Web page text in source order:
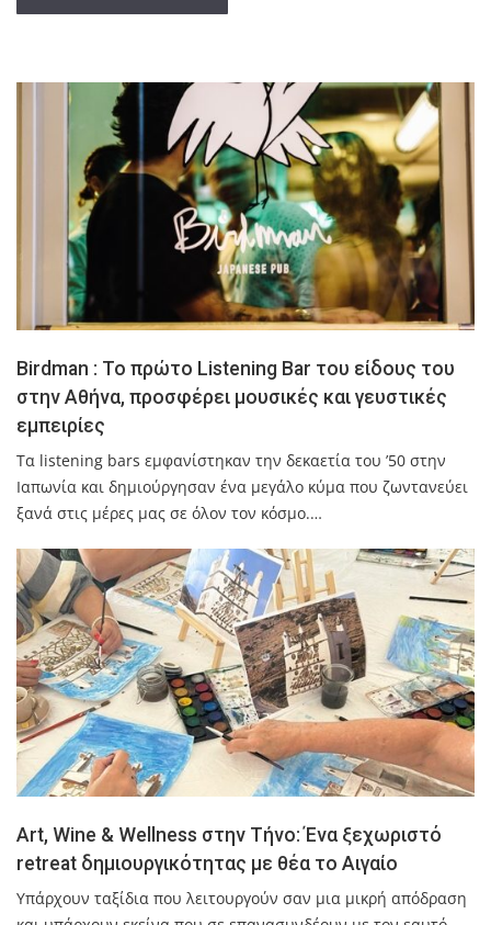
Birdman : Το πρώτο Listening Bar του είδους του
στην Αθήνα, προσφέρει μουσικές και γευστικές
εμπειρίες
Τα listening bars εμφανίστηκαν την δεκαετία του ’50 στην
Ιαπωνία και δημιούργησαν ένα μεγάλο κύμα που ζωντανεύει
ξανά στις μέρες μας σε όλον τον κόσμο.…
Art, Wine & Wellness στην Τήνο: Ένα ξεχωριστό
retreat δημιουργικότητας με θέα το Αιγαίο
Υπάρχουν ταξίδια που λειτουργούν σαν μια μικρή απόδραση